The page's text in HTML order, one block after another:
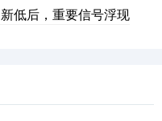
低后，重要信号浮现